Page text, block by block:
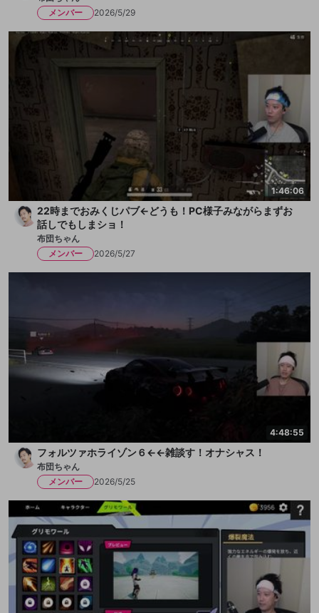
メンバー
2026/5/29
1:46:06
22時までおみくじパブ←どうも！PC様子みながらまずお
話しでもしまショ！
布団ちゃん
メンバー
2026/5/27
4:48:55
フォルツァホライゾン６←←雑談す！オナシャス！
布団ちゃん
メンバー
2026/5/25